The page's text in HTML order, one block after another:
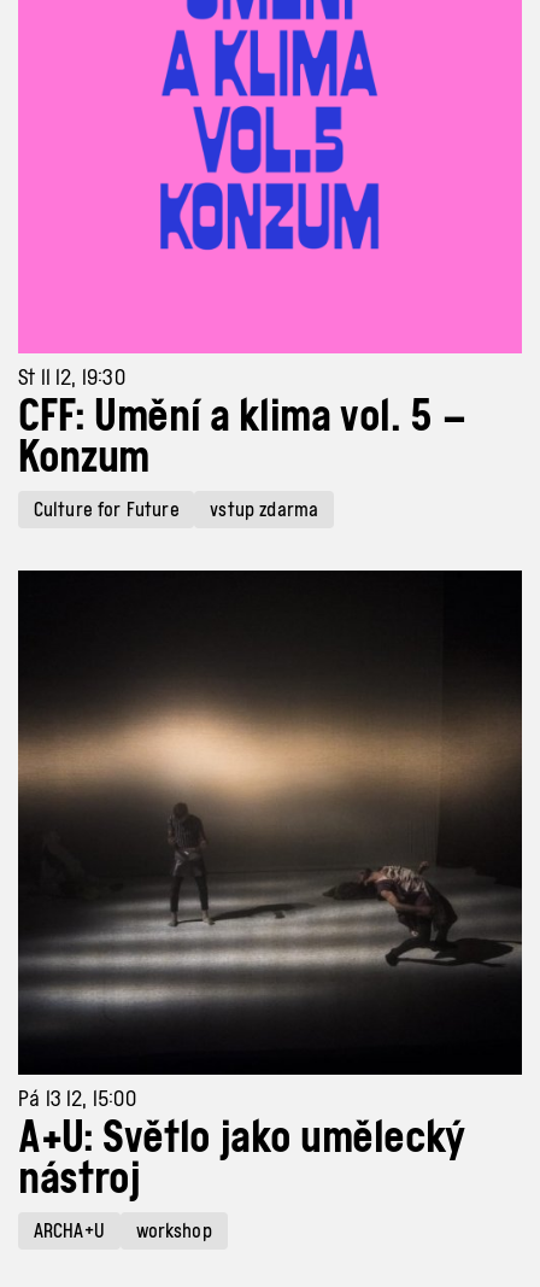
St 11 12, 19:30
CFF: Umění a klima vol. 5 –
Konzum
Culture for Future vstup zdarma
Pá 13 12, 15:00
A+U: Světlo jako umělecký
nástroj
ARCHA+U workshop